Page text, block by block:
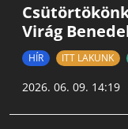
Virág
HÍR ITT LAKUNK
2026. 06. 09. 14:19